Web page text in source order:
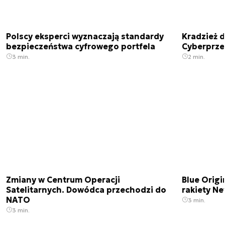
Polscy eksperci wyznaczają standardy
bezpieczeństwa cyfrowego portfela
3 min.
Kradzież
2 min.
Zmiany w Centrum Operacji
Satelitarnych. Dowódca przechodzi do
NATO
3 min.
Blue
rakiety
3 min.